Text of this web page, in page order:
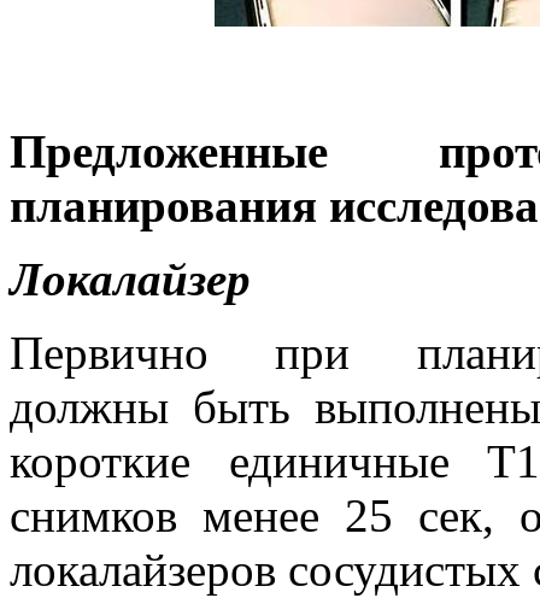
Предложенные
планирования
Локалайзер
Первично при
должны быть
короткие единичные
снимков менее 25 сек,
локалайзеров сосудистых